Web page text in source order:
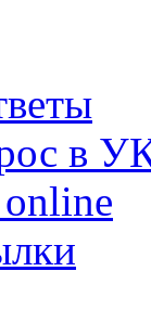
в